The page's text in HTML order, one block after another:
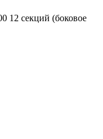
12 секций (боковое